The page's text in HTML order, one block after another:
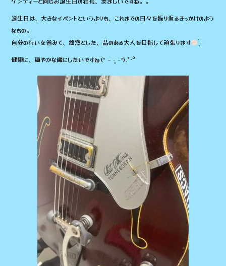
誕生日は、大きなイベントというよりも、これまでの日々を振り返るきっかけのよう
なもの。
自分の行いを省みて、悠然とした、品のある大人を目指して頑張ります
̖́-
健康に、穏やかな歳にしたいですね(ᐡ – ·̫ -ᐡ).*･ﾟ